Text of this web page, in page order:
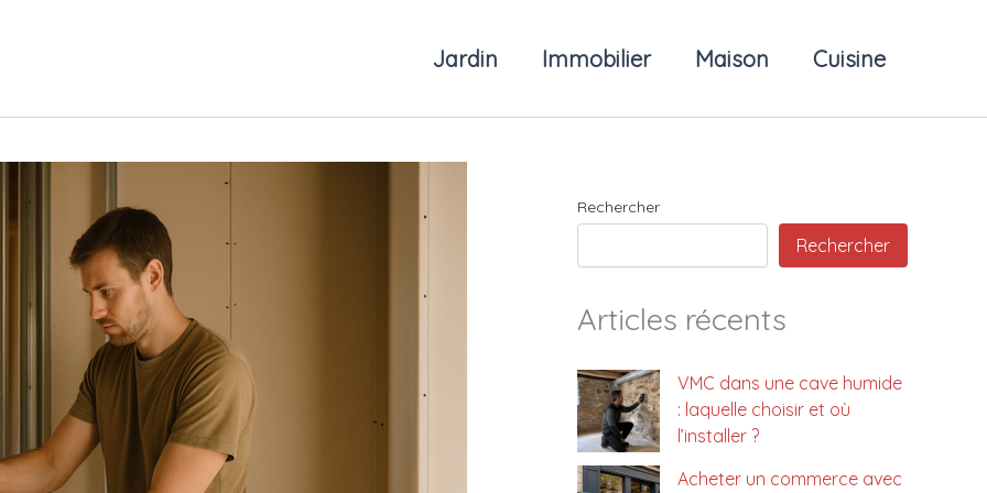
Jardin Immobilier Maison Cuisine
Rechercher
Rechercher
Articles récents
VMC dans une cave humide
: laquelle choisir et où
l’installer ?
Acheter un commerce avec